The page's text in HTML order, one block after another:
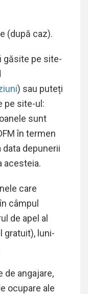
(după caz).
găsite pe site-
) sau puteți
pe site-ul:
sunt
în termen
depunerii
acesteia.
care
câmpul
de apel al
gratuit), luni-
de angajare,
ocupare ale